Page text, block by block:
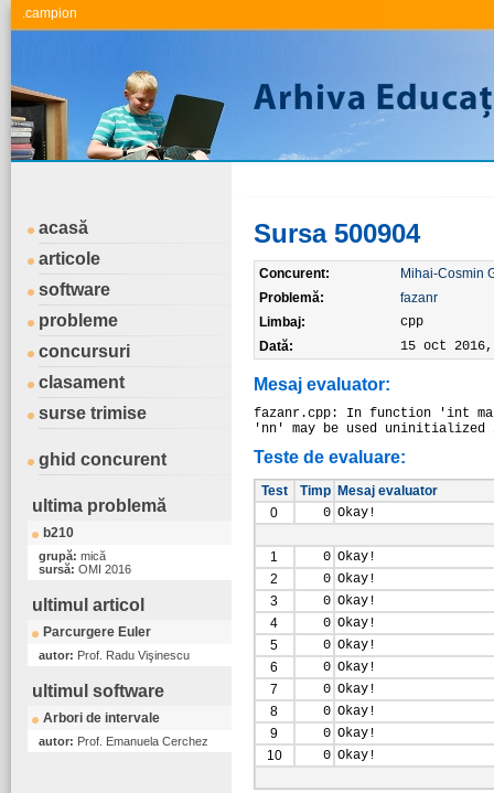
.campion
acasă
articole
software
probleme
concursuri
clasament
surse trimise
ghid concurent
ultima problemă
b210
grupă: mică
sursă: OMI 2016
ultimul articol
Parcurgere Euler
autor: Prof. Radu Vişinescu
ultimul software
Arbori de intervale
autor: Prof. Emanuela Cerchez
Sursa 500904
Concurent:
Mihai-Cosmin
Problemă:
fazanr
Limbaj:
cpp
Dată:
15 oct
Mesaj evaluator:
fazanr.cpp: In function 'int
'nn' may be used
Teste de evaluare:
Test Timp Mesaj evaluator
0
0 Okay!
1 0 Okay!
2
0 Okay!
3
0 Okay!
4
0 Okay!
5
0 Okay!
6
0 Okay!
7
0 Okay!
8
0 Okay!
9
0 Okay!
10
0 Okay!